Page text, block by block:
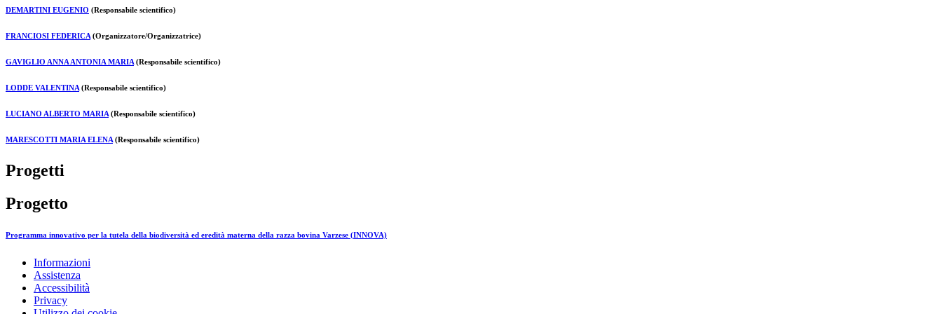
DEMARTINI EUGENIO (Responsabile scientifico)
FRANCIOSI FEDERICA (Organizzatore/Organizzatrice)
GAVIGLIO ANNA ANTONIA MARIA (Responsabile scientifico)
LODDE VALENTINA (Responsabile scientifico)
LUCIANO ALBERTO MARIA (Responsabile scientifico)
MARESCOTTI MARIA ELENA (Responsabile scientifico)
Progetti
Progetto
Programma innovativo per la tutela della biodiversità ed eredità materna della razza bovina Varzese (INNOVA)
Informazioni
Assistenza
Accessibilità
Privacy